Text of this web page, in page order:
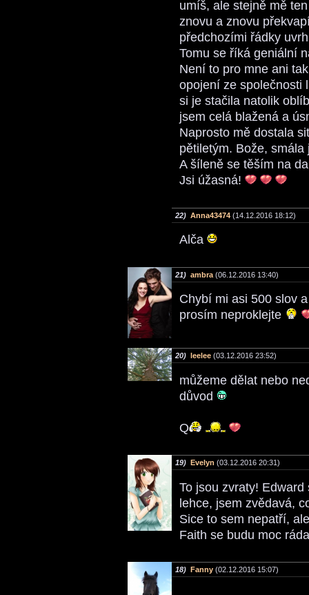
umíš, ale stejně mě
znovu a znovu
předchozími řádky
Tomu se říká geniální
Není to pro mne ani
opojení ze společnosti
si je stačila natolik
jsem celá blažená a
Naprosto mě dostala
pětiletým. Bože,
A šíleně se těším na
Jsi úžasná!
22) Anna43474 (14.12.2016 18:12)
Alča
21) ambra (06.12.2016 13:40)
Chybí mi asi 500 slov
prosím neproklejte
20) leelee (03.12.2016 23:52)
můžeme dělat nebo
důvod
Q
19) Evelyn (03.12.2016 20:31)
To jsou zvraty!
lehce, jsem zvědavá,
Sice to sem nepatří,
Faith se budu moc
18) Fanny (02.12.2016 15:07)